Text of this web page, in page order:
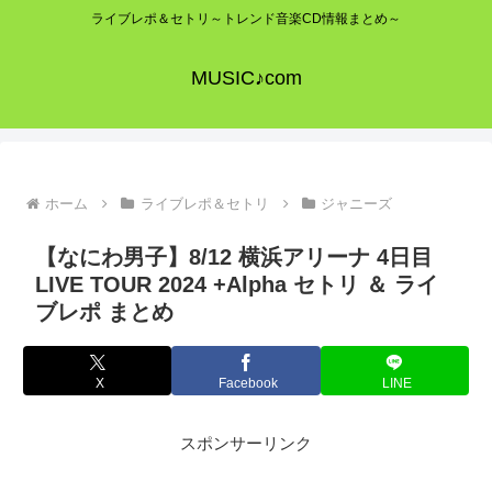
ライブレポ＆セトリ～トレンド音楽CD情報まとめ～
MUSIC♪com
ホーム ライブレポ＆セトリ ジャニーズ
【なにわ男子】8/12 横浜アリーナ 4日目
LIVE TOUR 2024 +Alpha セトリ ＆ ライ
ブレポ まとめ
X Facebook LINE
スポンサーリンク